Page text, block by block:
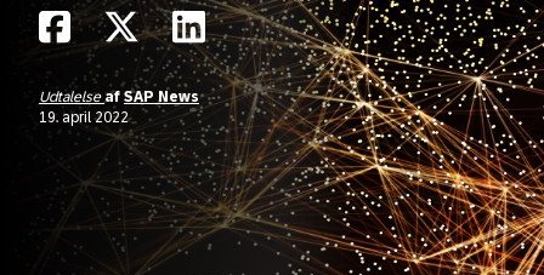
Udtalelseaf SAP News
19. april 2022